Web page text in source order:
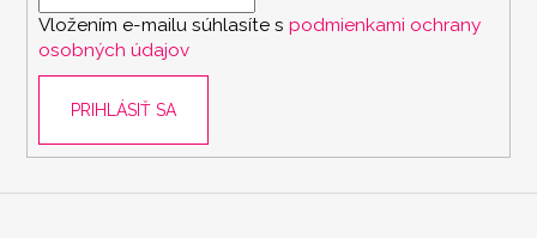
Vložením e-mailu súhlasíte s podmienkami ochrany
osobných údajov
PRIHLÁSIŤ SA